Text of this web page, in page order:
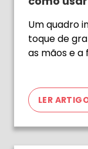
Um quadro
toque de
as mãos e a
LER